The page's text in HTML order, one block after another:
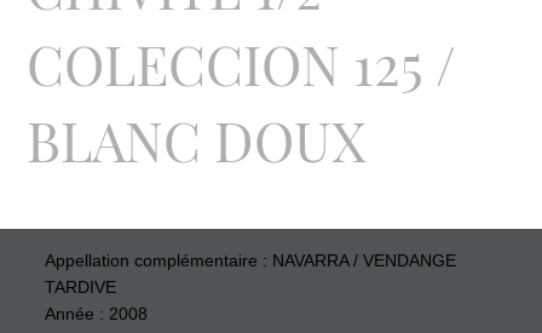
COLECCION 125 /
BLANC DOUX
Appellation complémentaire : NAVARRA / VENDANGE
TARDIVE
Année : 2008